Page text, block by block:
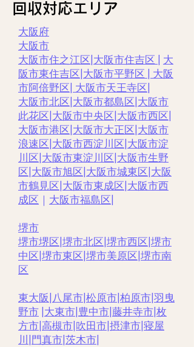
​回収対応エリア
大阪府
大阪市
大阪市住之江区 大阪市住吉区 |
大
阪市東住吉区 大阪市平野区
大阪
市阿倍野区 大阪市天王寺区
大阪市北区 大阪市都島区 大阪市
此花区 大阪市中央区 大阪市西区
大阪市港区 大阪市大正区 大阪市
浪速区 大阪市西淀川区 大阪市淀
川区 大阪市東淀川区 大阪市生野
区 大阪市旭区 大阪市城東区 大阪
市鶴見区 大阪市東成区 大阪市西
成区 ｜ 大阪市福島区
堺市
堺市堺区 堺市北区 堺市西区 堺市
中区 堺市東区 堺市美原区 堺市南
区
東大阪 八尾市 松原市 柏原市 羽曳
野市 大東市 豊中市 藤井寺市 枚
方市 高槻市 吹田市 摂津市 寝屋
川
門真市 茨木市